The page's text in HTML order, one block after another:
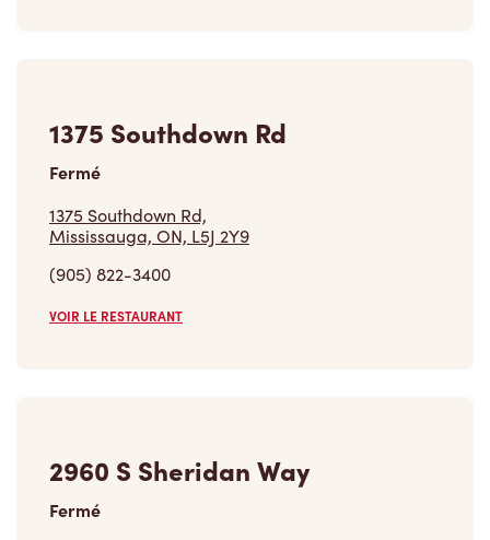
1375 Southdown Rd
Fermé
1375 Southdown Rd,
Mississauga, ON, L5J 2Y9
(905) 822-3400
VOIR LE RESTAURANT
2960 S Sheridan Way
Fermé